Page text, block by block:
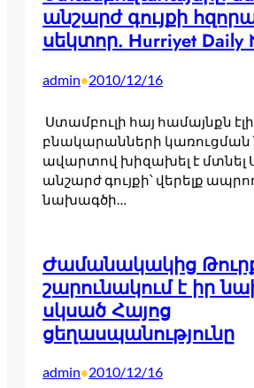
անշարժ գույքի
սեկտոր. Hurriyet Daily
admin•2010/12/16
Ստամբուլի հայ համայնքն
բնակարանների
ավարտով խիզախել է մտնել
անշարժ գույքի՝ վերելք
նախագծի…
Ժամանակակից
շարունակում է իր
սկսած Հայոց
ցեղասպանությունը
admin•2010/12/16